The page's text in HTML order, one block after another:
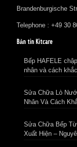
Brandenburgische
Telephone : +49 30
Bản tin Kitcare
Bếp HAFELE
nhân và cách
Sửa Chữa Lò
Nhân Và Cách
Sửa Chữa Bếp
Xuất Hiện –